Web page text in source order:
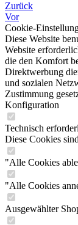
Zurück
Vor
Cookie-
Diese Website
Website
die den Komfort
Direktwerbung
und sozialen
Zustimmung
Konfiguration
Technisch
Diese Cookies
"Alle Cookies
"Alle Cookies
Ausgewählter